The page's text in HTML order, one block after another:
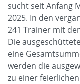
sucht seit Anfang
2025. In den
241 Trainer mit
Die
eine
werden die
zu einer